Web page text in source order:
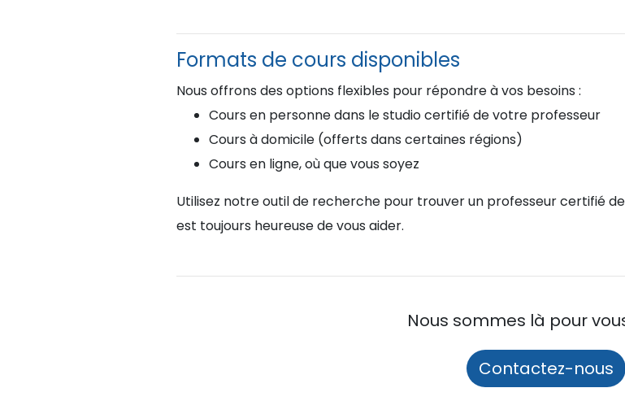
Formats de cours disponibles
Nous offrons des options flexibles pour répondre à vos besoins :
Cours en personne dans le studio certifié de votre professeur
Cours à domicile (offerts dans certaines régions)
Cours en ligne, où que vous soyez
Utilisez notre outil de recherche pour trouver un professeur certifié
est toujours heureuse de vous aider.
Nous sommes là pour
Contactez-nous